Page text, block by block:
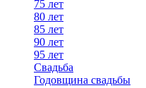
75 лет
80 лет
85 лет
90 лет
95 лет
Свадьба
Годовщина свадьбы